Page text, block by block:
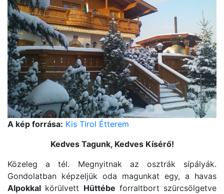
A kép forrása: Kis Tirol Étterem
Kedves Tagunk, Kedves Kísérő!
Közeleg a tél. Megnyitnak az osztrák sípályák.
Gondolatban képzeljük oda magunkat egy, a havas
Alpokkal körülvett Hüttébe forraltbort szürcsölgetve